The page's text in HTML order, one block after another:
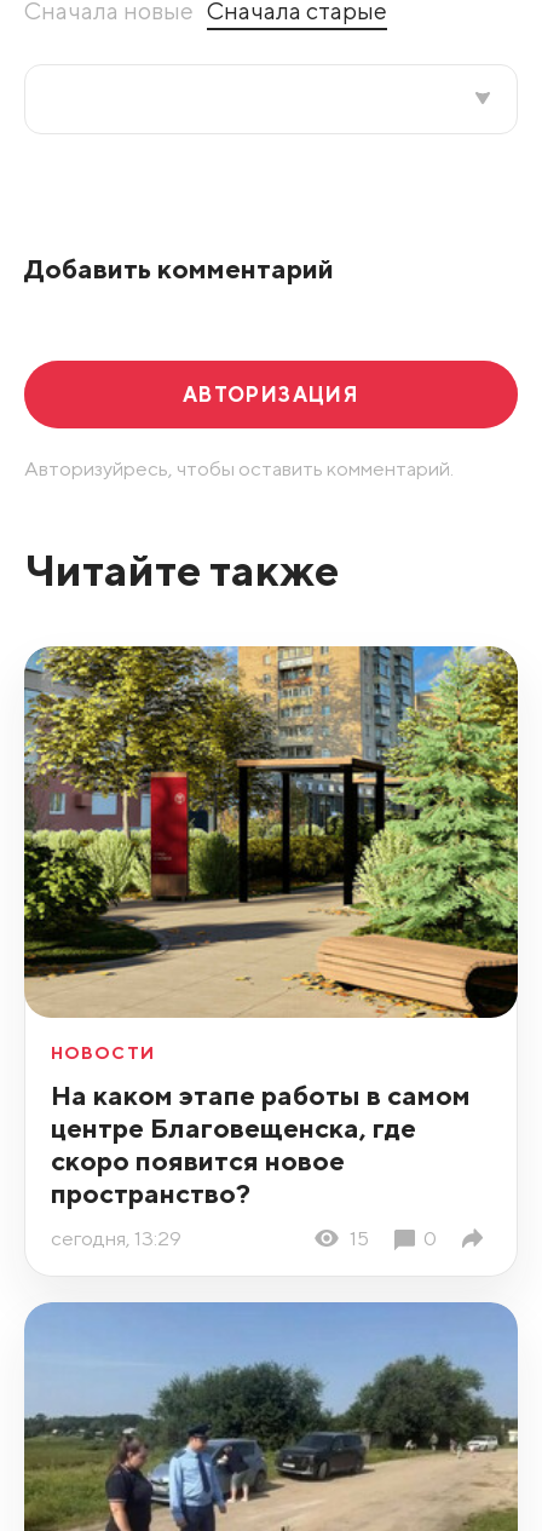
Сначала новые Сначала старые
Добавить комментарий
АВТОРИЗАЦИЯ
Авторизуйресь, чтобы оставить комментарий.
Читайте также
НОВОСТИ
На каком этапе работы в самом
центре Благовещенска, где
скоро появится новое
пространство?
сегодня, 13:29 15 0